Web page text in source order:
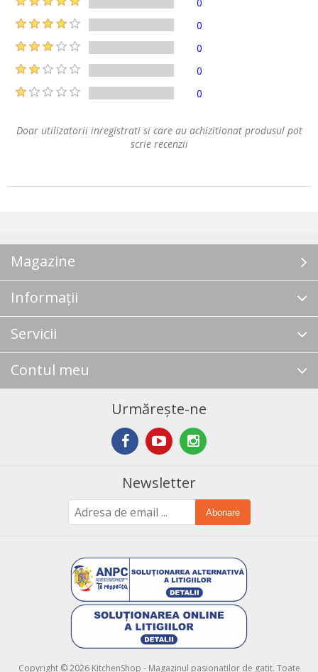
0
0
0
0
Doar utilizatorii inregistrati si care au achizitionat produsul pot
scrie recenzii
Magazine
Informații
Servicii
Contul meu
Urmărește-ne
Newsletter
Abonare
Copyright © 2026 KitchenShop - Magazinul pasionatilor de gatit. Toate